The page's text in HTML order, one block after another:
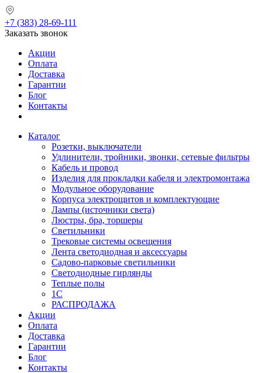
+7 (383) 28-69-111
Заказать звонок
Акции
Оплата
Доставка
Гарантии
Блог
Контакты
Каталог
Розетки, выключатели
Удлинители, тройники, звонки, сетевые фильтры
Кабель и провод
Изделия для прокладки кабеля и электромонтажа
Модульное оборудование
Корпуса электрощитов и комплектующие
Лампы (источники света)
Люстры, бра, торшеры
Светильники
Трековые системы освещения
Лента светодиодная и аксессуары
Садово-парковые светильники
Светодиодные гирлянды
Теплые полы
1С
РАСПРОДАЖА
Акции
Оплата
Доставка
Гарантии
Блог
Контакты